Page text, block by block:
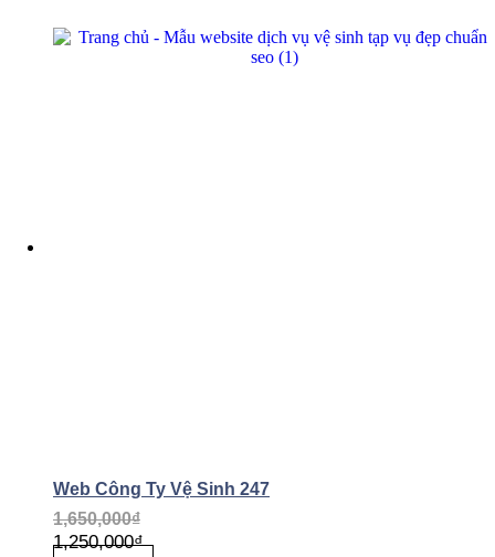
Web Công Ty Vệ Sinh 247
1,650,000₫
1,250,000₫